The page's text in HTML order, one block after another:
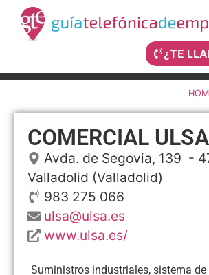
¿TE
COMERCIAL ULSA
Avda. de Segovia, 139 -
Valladolid (Valladolid)
983 275 066
ulsa@ulsa.es
www.ulsa.es/
Suministros industriales, sistema de